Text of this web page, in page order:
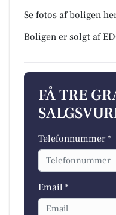
Se fotos af boligen
Boligen er solgt af
FÅ TRE
Telefonnummer *
Email *